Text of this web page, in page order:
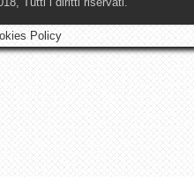
Policy